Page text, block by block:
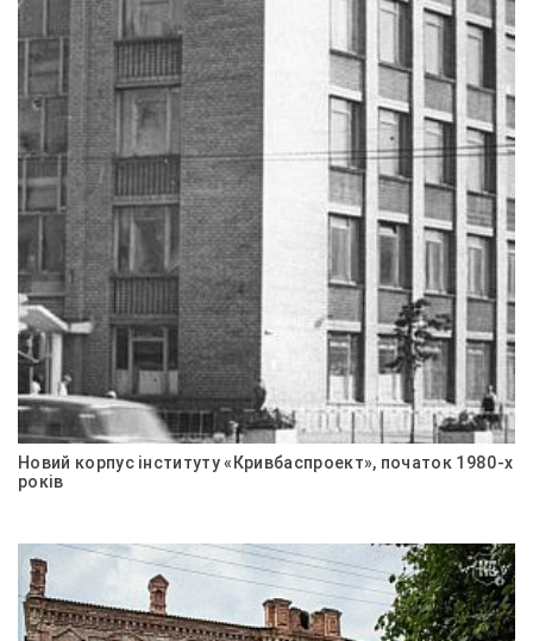
Новий корпус інституту «Кривбаспроект», початок 1980-х
років